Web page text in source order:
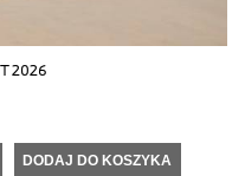
2026
DODAJ DO KOSZYKA